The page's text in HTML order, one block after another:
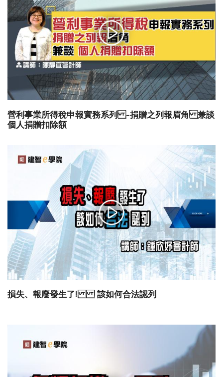
營利事業所得稅申報實務系列 -捐贈之列報眉角 兼談
個人捐贈扣除額
損失、報廢發生了! 該如何合法認列